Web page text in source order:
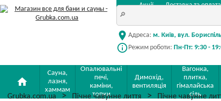
Акції Доставка та оплата
location_on Адреса: м. Київ, вул.
info_outline Режим роботи: Пн-Пт: 9:30 -
home
Сауна,
лазня,
хаммам
Опалювальні
печі,
каміни,
топки
Димохід,
вентиляція
Вагонка,
плитка,
гімалайська
сіль
Grubka.com.ua Пічне чавунне лиття Пічне чавунне